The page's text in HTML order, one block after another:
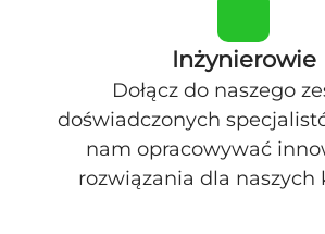
Inżynierowie
Dołącz do naszego
doświadczonych
nam opracowywać
rozwiązania dla naszych